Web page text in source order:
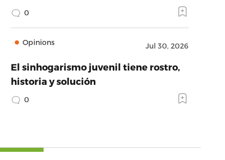
0
Opinions Jul 30, 2026
El sinhogarismo juvenil tiene rostro,
historia y solución
0